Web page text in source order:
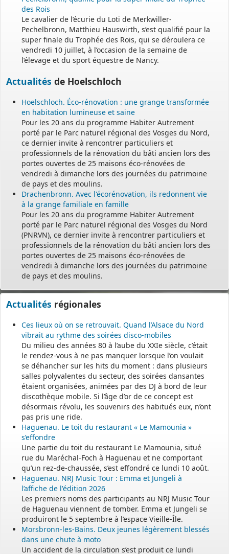
des Rois
Le cavalier de l’écurie du Loti de Merkwiller-
Pechelbronn, Matthieu Hauswirth, s’est qualifié pour la
super finale du Trophée des Rois, qui se déroulera ce
vendredi 10 juillet, à l’occasion de la semaine de
l’élevage et du sport équestre de Nancy.
Actualités de Hoelschloch
Hoelschloch. Éco-rénovation : une grange transformée
en habitation lumineuse et saine
Pour les 20 ans du programme Habiter Autrement
porté par le Parc naturel régional des Vosges du Nord,
ce dernier invite à rencontrer particuliers et
professionnels de la rénovation du bâti ancien lors des
portes ouvertes de 25 maisons éco-rénovées de
vendredi à dimanche lors des journées du patrimoine
de pays et des moulins.
Drachenbronn. Avec l'écorénovation, ils redonnent vie
à la grange familiale en famille
Pour les 20 ans du programme Habiter Autrement
porté par le Parc naturel régional des Vosges du Nord
(PNRVN), ce dernier invite à rencontrer particuliers et
professionnels de la rénovation du bâti ancien lors des
portes ouvertes de 25 maisons éco-rénovées de
vendredi à dimanche lors des journées du patrimoine
de pays et des moulins.
Actualités régionales
Ces lieux où on se retrouvait. Quand l’Alsace du Nord
vibrait au rythme des soirées disco-mobiles
Du milieu des années 80 à l’aube du XXIe siècle, c’était
le rendez-vous à ne pas manquer lorsque l’on voulait
se déhancher sur les hits du moment : dans plusieurs
salles polyvalentes du secteur, des soirées dansantes
étaient organisées, animées par des DJ à bord de leur
discothèque mobile. Si l’âge d’or de ce concept est
désormais révolu, les souvenirs des habitués eux, n’ont
pas pris une ride.
Haguenau. Le toit du restaurant « Le Mamounia »
s’effondre
Une partie du toit du restaurant Le Mamounia, situé
rue du Maréchal-Foch à Haguenau et ne comportant
qu’un rez-de-chaussée, s’est effondré ce lundi 10 août.
Haguenau. NRJ Music Tour : Emma et Jungeli à
l’affiche de l'édition 2026
Les premiers noms des participants au NRJ Music Tour
de Haguenau viennent de tomber. Emma et Jungeli se
produiront le 5 septembre à l’espace Vieille-Île.
Morsbronn-les-Bains. Deux jeunes légèrement blessés
dans une chute à moto
Un accident de la circulation s’est produit ce lundi